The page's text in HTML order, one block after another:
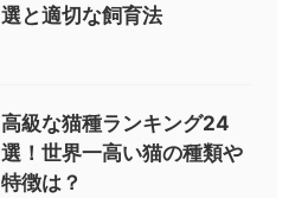
選と適切な飼育法
高級な猫種ランキング24
選！世界一高い猫の種類や
特徴は？